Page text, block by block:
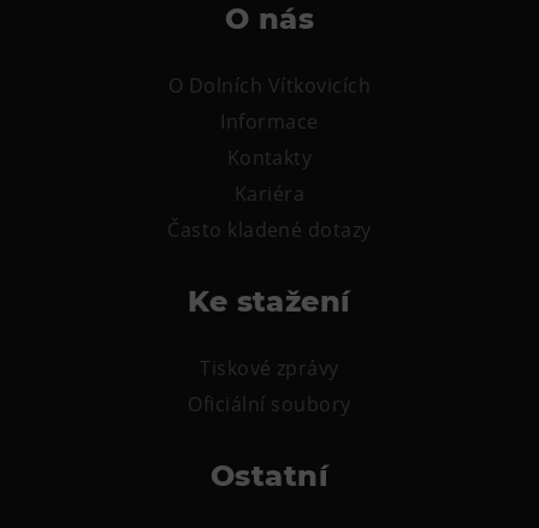
O nás
O Dolních Vítkovicích
Informace
Kontakty
Kariéra
Často kladené dotazy
Ke stažení
Tiskové zprávy
Oficiální soubory
Ostatní